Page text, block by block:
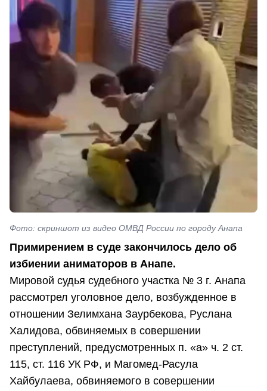
Фото: скриншот из видео ОМВД России по городу Анапа
Примирением в суде закончилось дело об
избиении аниматоров в Анапе.
Мировой судья судебного участка № 3 г. Анапа
рассмотрел уголовное дело, возбужденное в
отношении Зелимхана Заурбекова, Руслана
Халидова, обвиняемых в совершении
преступлений, предусмотренных п. «а» ч. 2 ст.
115, ст. 116 УК РФ, и Магомед-Расула
Хайбулаева, обвиняемого в совершении